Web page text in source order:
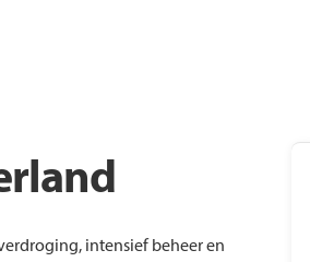
intensief beheer en